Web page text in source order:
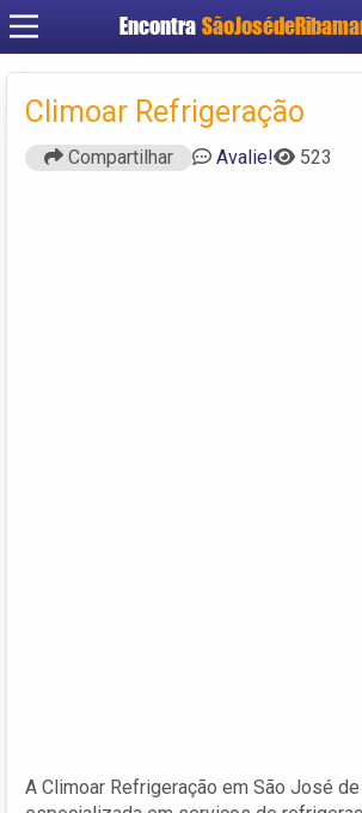
Encontra
Cadastrar
Fazer login
Criar conta
Climoar Refrigeração
Compartilhar Avalie! 523
A Climoar Refrigeração em São José de